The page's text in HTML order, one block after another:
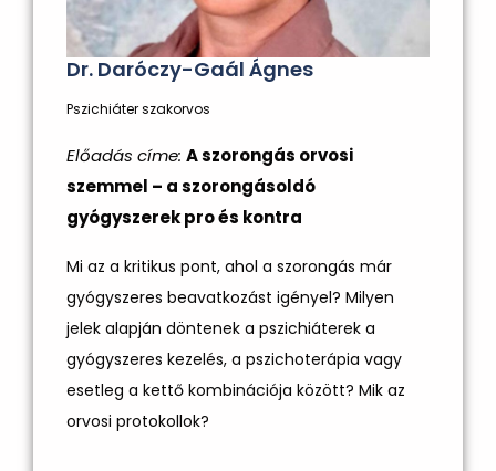
Dr. Daróczy-Gaál Ágnes
Pszichiáter szakorvos
Előadás címe: A szorongás orvosi
szemmel – a szorongásoldó
gyógyszerek pro és kontra
Mi az a kritikus pont, ahol a szorongás már
gyógyszeres beavatkozást igényel? Milyen
jelek alapján döntenek a pszichiáterek a
gyógyszeres kezelés, a pszichoterápia vagy
esetleg a kettő kombinációja között? Mik az
orvosi protokollok?